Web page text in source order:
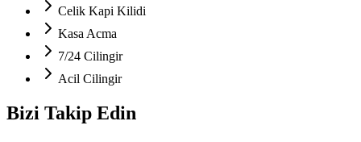
Celik Kapi Kilidi
Kasa Acma
7/24 Cilingir
Acil Cilingir
Bizi Takip Edin